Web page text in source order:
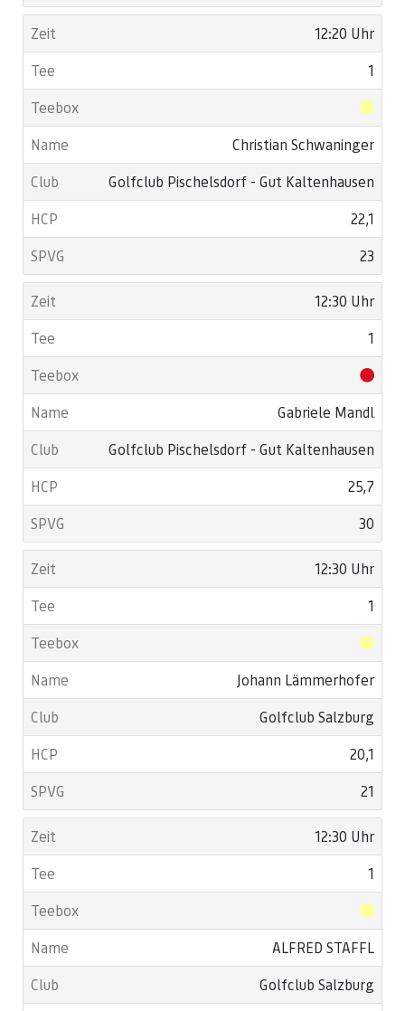
12:20 Uhr
1
Christian Schwaninger
Golfclub Pischelsdorf - Gut Kaltenhausen
22,1
23
12:30 Uhr
1
Gabriele Mandl
Golfclub Pischelsdorf - Gut Kaltenhausen
25,7
30
12:30 Uhr
1
Johann Lämmerhofer
Golfclub Salzburg
20,1
21
12:30 Uhr
1
ALFRED STAFFL
Golfclub Salzburg